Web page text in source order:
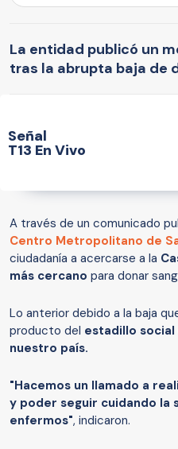
La entidad publicó un
tras la abrupta baja de
Señal
T13 En Vivo
A través de un comunicado
Centro Metropolitano de
ciudadanía a acercarse a la
más cercano para donar
Lo anterior debido a la baja
producto del estadillo
nuestro país.
"Hacemos un llamado a
y poder seguir cuidando la
enfermos", indicaron.